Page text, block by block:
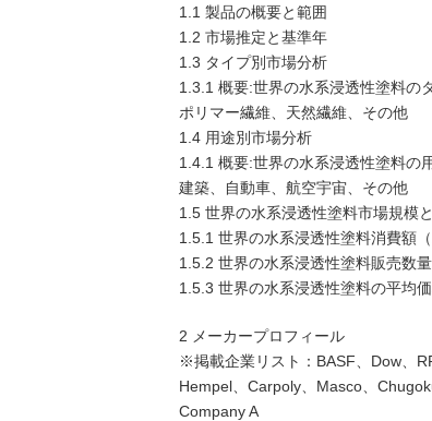
1.1 製品の概要と範囲
1.2 市場推定と基準年
1.3 タイプ別市場分析
1.3.1 概要:世界の水系浸透性塗料の
ポリマー繊維、天然繊維、その他
1.4 用途別市場分析
1.4.1 概要:世界の水系浸透性塗料の
建築、自動車、航空宇宙、その他
1.5 世界の水系浸透性塗料市場規模
1.5.1 世界の水系浸透性塗料消費額
1.5.2 世界の水系浸透性塗料販売数
1.5.3 世界の水系浸透性塗料の平均
2 メーカープロフィール
※掲載企業リスト：BASF、Dow、
Hempel、Carpoly、Masco、
Company A